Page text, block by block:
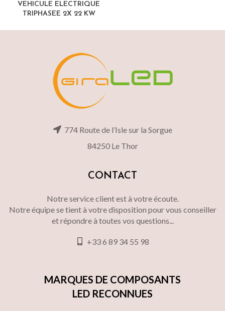
VEHICULE ELECTRIQUE
TRIPHASEE 2X 22 KW
774 Route de l’Isle sur la Sorgue
84250 Le Thor
CONTACT
Notre service client est à votre écoute.
Notre équipe se tient à votre disposition pour vous conseiller
et répondre à toutes vos questions...
+33 6 89 34 55 98
MARQUES DE COMPOSANTS
LED RECONNUES